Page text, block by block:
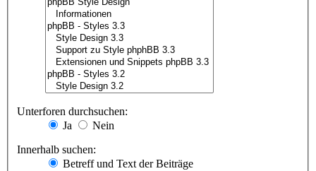
Unterforen durchsuchen:
Ja
Nein
Innerhalb suchen:
Betreff und Text der Beiträge